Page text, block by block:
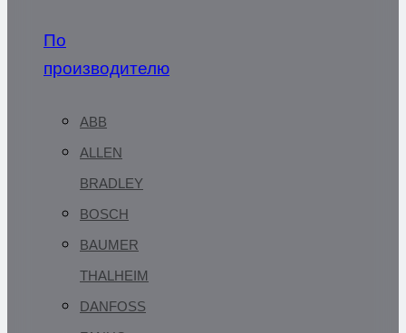
По
производителю
ABB
ALLEN
BRADLEY
BOSCH
BAUMER
THALHEIM
DANFOSS